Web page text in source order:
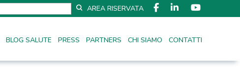
AREA RISERVATA
BLOG SALUTE PRESS PARTNERS CHI SIAMO CONTATTI